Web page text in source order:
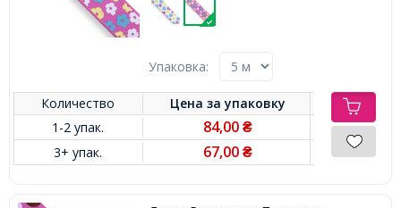
Упаковка:
Количество Цена заупаковку
1-2 упак.
84,00₴
3+ упак. 67,00₴